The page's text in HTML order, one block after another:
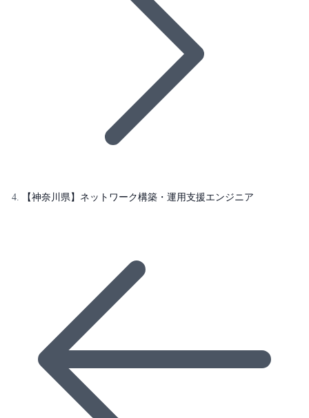
【神奈川県】ネットワーク構築・運用支援エンジニア